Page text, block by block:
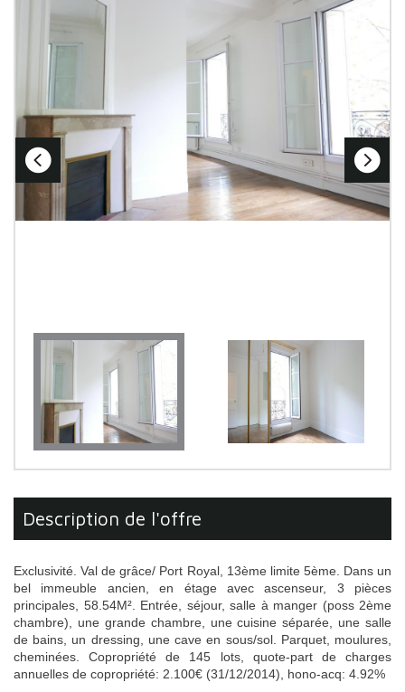
description de l'offre
Exclusivité. Val de grâce/ Port Royal, 13ème limite 5ème. Dans un
bel immeuble ancien, en étage avec ascenseur, 3 pièces
principales, 58.54M². Entrée, séjour, salle à manger (poss 2ème
chambre), une grande chambre, une cuisine séparée, une salle
de bains, un dressing, une cave en sous/sol. Parquet, moulures,
cheminées. Copropriété de 145 lots, quote-part de charges
annuelles de copropriété: 2.100€ (31/12/2014), hono-acq: 4.92%